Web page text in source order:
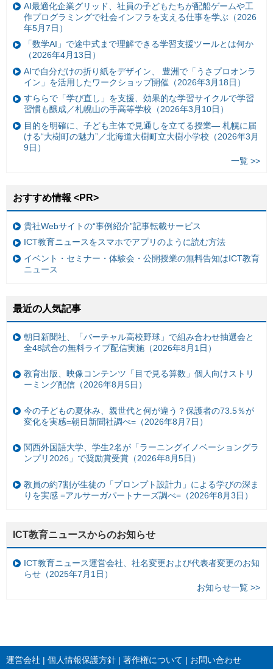
AI最適化企業グリッド、社員の子どもたちが配船ゲームや工
作プログラミングで社会インフラを支える仕事を学ぶ（2026
年5月7日）
「数学AI」で途中式まで理解できる学習支援ツールとは何か
（2026年4月13日）
AIで自分だけの折り紙をデザイン、 豊洲で「うさプロオンラ
イン」を活用したワークショップ開催（2026年3月18日）
すららで「学び直し」を支援、効果的な学習サイクルで学習
習慣も醸成／札幌山の手高等学校（2026年3月10日）
目的を明確に、子ども主体で見通しを立てる授業— 札幌に届
ける“大樹町の魅力”／北海道大樹町立大樹小学校（2026年3月
9日）
一覧 >>
おすすめ情報 <PR>
貴社Webサイトの“事例紹介”記事転載サービス
ICT教育ニュースをスマホでアプリのように読む方法
イベント・セミナー・体験会・公開授業の無料告知はICT教育
ニュース
最近の人気記事
朝日新聞社、「バーチャル高校野球」で組み合わせ抽選会と
全48試合の無料ライブ配信実施（2026年8月1日）
教育出版、映像コンテンツ「目で見る算数」個人向けストリ
ーミング配信（2026年8月5日）
今の子どもの夏休み、親世代と何が違う？保護者の73.5％が
変化を実感=朝日新聞社調べ=（2026年8月7日）
関西外国語大学、学生2名が「ラーニングイノベーショングラ
ンプリ2026」で奨励賞受賞（2026年8月5日）
教員の約7割が生徒の「プロンプト設計力」による学びの深ま
りを実感 =アルサーガパートナーズ調べ=（2026年8月3日）
ICT教育ニュースからのお知らせ
ICT教育ニュース運営会社、社名変更および代表者変更のお知
らせ（2025年7月1日）
お知らせ一覧 >>
運営会社 個人情報保護方針 著作権について お問い合わせ